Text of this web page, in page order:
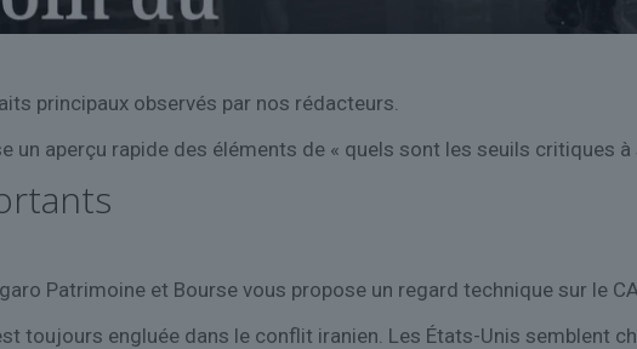
principaux observés par nos rédacteurs.
un aperçu rapide des éléments de « quels sont les seuils critiques à
Patrimoine et Bourse vous propose un regard technique sur le
toujours engluée dans le conflit iranien. Les États-Unis semblent